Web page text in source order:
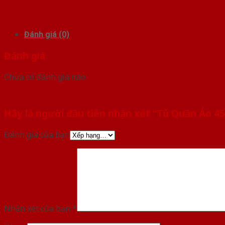
Đánh giá (0)
Đánh giá
Chưa có đánh giá nào.
Hãy là người đầu tiên nhận xét “Tủ Quần Áo
Đánh giá của bạn
Nhận xét của bạn *